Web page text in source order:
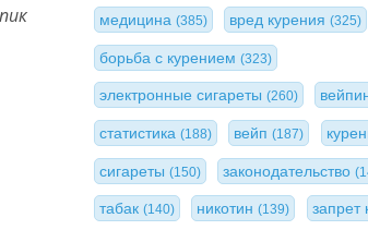
медицина (385) вред курения(325)
борьба с курением (323)
электронные сигареты (260)
статистика (188) вейп(187)
сигареты (150) законодательство
табак (140) никотин(139) запрет